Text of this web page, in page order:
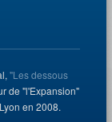
"Les dessous
de "l'Expansion"
en 2008.